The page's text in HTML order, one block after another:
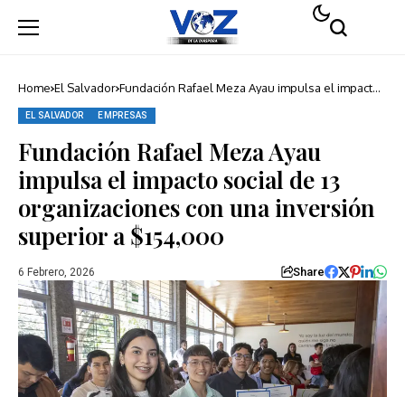
Home El Salvador Fundación Rafael Meza Ayau impulsa el impacto
superior a $154,000
EL SALVADOR EMPRESAS
Fundación Rafael Meza Ayau
impulsa el impacto social de 13
organizaciones con una inversión
superior a $154,000
6 Febrero, 2026 Share